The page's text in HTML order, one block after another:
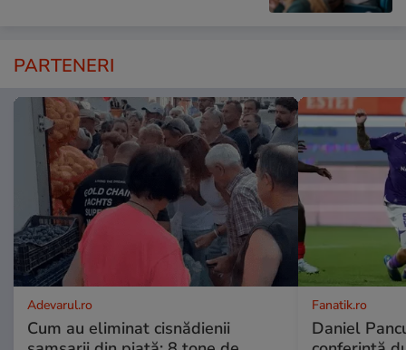
PARTENERI
Adevarul.ro
Cum au eliminat cisnădienii
Fanatik.ro
Daniel